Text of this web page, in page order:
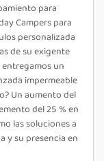
para
Campers para
personalizada
de su exigente
un
impermeable
Un aumento del
del 25 % en
las soluciones a
y su presencia en